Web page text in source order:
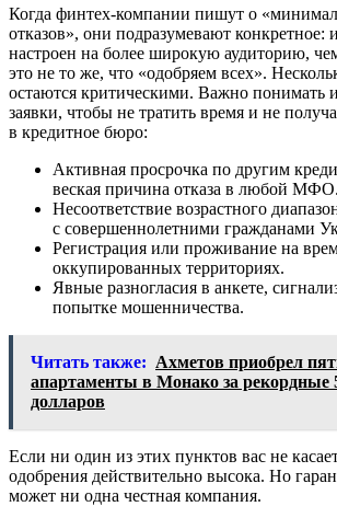
Когда финтех-компании пишут о
отказов», они подразумевают конкретное:
настроен на более широкую аудиторию,
это не то же, что «одобряем всех».
остаются критическими. Важно понимать
заявки, чтобы не тратить время и не
в кредитное бюро:
Активная просрочка по другим
веская причина отказа в любой МФО.
Несоответствие возрастного
с совершеннолетними гражданами
Регистрация или проживание на
оккупированных территориях.
Явные разногласия в анкете,
попытке мошенничества.
Читать также: Ахметов приобрел
апартаменты в Монако за рекордные
долларов
Если ни один из этих пунктов вас не
одобрения действительно высока. Но
может ни одна честная компания.